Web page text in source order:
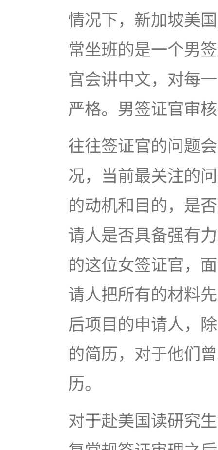
情况下，新加坡美
常坐班的是一个男
官会讲中文，对每
严格。男签证官审
往往签证官的问题
况，当前最关注的
的动机和目的，是
请人是否具备强有
的这位女签证官，
请人把所有的材料
后项目的申请人，
的简历，对于他们
历。
对于赴美国读研究